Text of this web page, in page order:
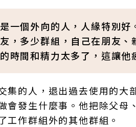
一個外向的人，人緣特別好
，多少群組，自己在朋友、
時間和精力太多了，這讓他
的人，退出過去使用的大
會發生什麼事。他把除父母
工作群組外的其他群組。